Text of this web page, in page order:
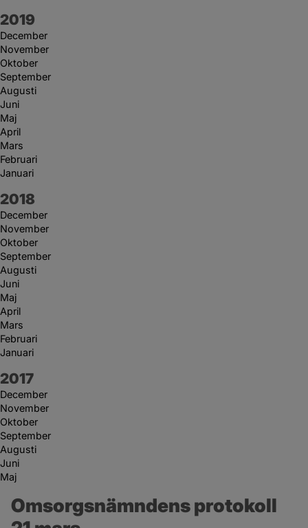
År:
2019
December
November
Oktober
September
Augusti
Juni
Maj
April
Mars
Februari
Januari
År:
2018
December
November
Oktober
September
Augusti
Juni
Maj
April
Mars
Februari
Januari
År:
2017
December
November
Oktober
September
Augusti
Juni
Maj
Omsorgsnämndens protokoll